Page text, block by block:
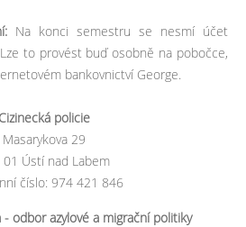
Na konci semestru se nesmí účet
to provést buď osobně na pobočce,
bankovnictví George.
Cizinecká policie
Masarykova 29
Ústí nad Labem
číslo: 974 421 846
odbor azylové a migrační politiky